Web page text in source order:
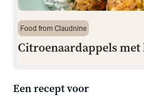
Food from Claudnine
Citroenaardappels
Een recept voor